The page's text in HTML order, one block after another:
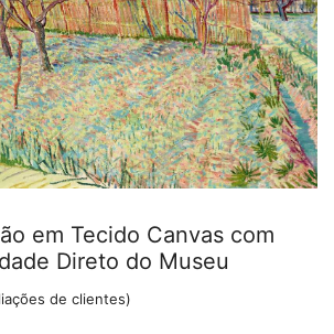
em Tecido Canvas com
Direto do Museu
de clientes)